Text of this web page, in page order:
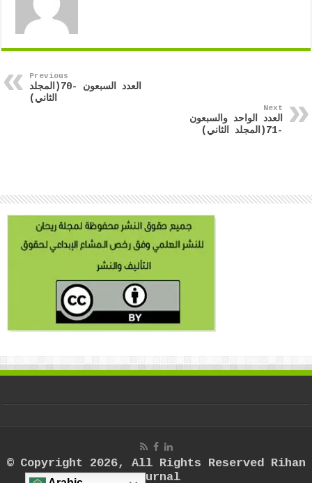
Previous
العدد السبعون -70(المجلد
الثاني)
Next
العدد الواحد والسبعون
-71(المجلد الثاني)
© Copyright 2026, All Rights Reserved Rihan
Journal